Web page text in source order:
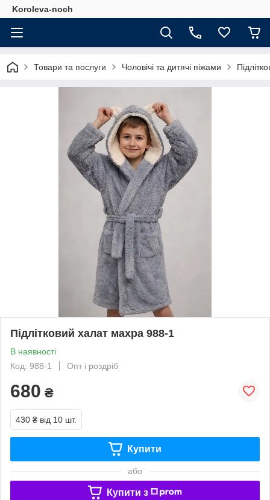
Koroleva-noch
Товари та послуги Чоловічі та дитячі піжами
Підлітковий халат махра 988-1
В наявності
Код: 988-1
Опт і роздріб
680 ₴
430 ₴ від 10 шт.
Купити
або
Купити з